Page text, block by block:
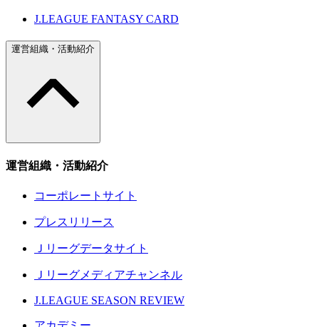
J.LEAGUE FANTASY CARD
運営組織・活動紹介
運営組織・活動紹介
コーポレートサイト
プレスリリース
Ｊリーグデータサイト
Ｊリーグメディアチャンネル
J.LEAGUE SEASON REVIEW